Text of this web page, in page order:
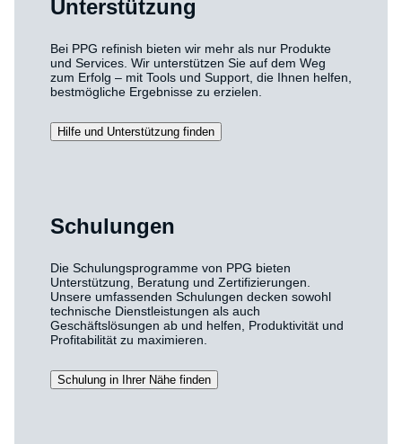
Unterstützung
Bei PPG refinish bieten wir mehr als nur Produkte
und Services. Wir unterstützen Sie auf dem Weg
zum Erfolg – mit Tools und Support, die Ihnen helfen,
bestmögliche Ergebnisse zu erzielen.
Hilfe und Unterstützung finden
Schulungen
Die Schulungsprogramme von PPG bieten
Unterstützung, Beratung und Zertifizierungen.
Unsere umfassenden Schulungen decken sowohl
technische Dienstleistungen als auch
Geschäftslösungen ab und helfen, Produktivität und
Profitabilität zu maximieren.
Schulung in Ihrer Nähe finden